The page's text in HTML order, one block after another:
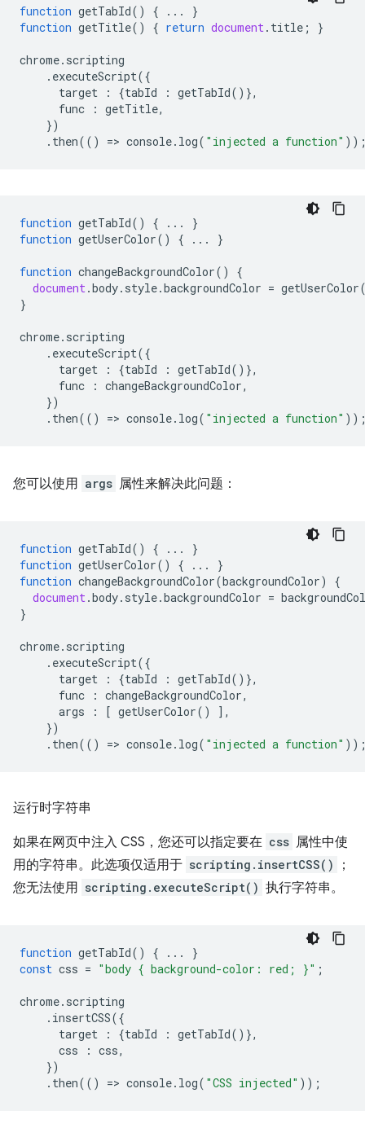
function getTabId() { ...
}
function getTitle() { return document. title ; }
chrome. scripting
. executeScript({
target
: {tabId : getTabId()},
func
: getTitle,
})
. then(() => console. log( "injected a function"
function getTabId() { ...
}
function getUserColor() { ... }
function changeBackgroundColor()
{
document.body. style.backgroundColor = getUserColor
}
chrome. scripting
. executeScript({
target
: {tabId : getTabId()},
func
: changeBackgroundColor,
})
. then(() => console. log( "injected a function"
您可以使用 args 属性来解决此问题：
function getTabId() { ...
}
function getUserColor() { ...
}
function changeBackgroundColor(backgroundColor)
{
document.body. style.backgroundColor =
}
chrome. scripting
. executeScript({
target
: {tabId : getTabId()},
func
: changeBackgroundColor,
args
: [ getUserColor()
],
})
. then(() => console. log( "injected a function"
运行时字符串
如果在网页中注入 CSS，您还可以指定要在 css 属性中使
用的字符串。此选项仅适用于 scripting.insertCSS()
；
您无法使用 scripting.executeScript() 执行字符串。
function getTabId() { ...
}
const css = "body { background-color: red; }" ;
chrome. scripting
. insertCSS({
target
: {tabId : getTabId()},
css
: css,
})
. then(() => console. log( "CSS injected" ));